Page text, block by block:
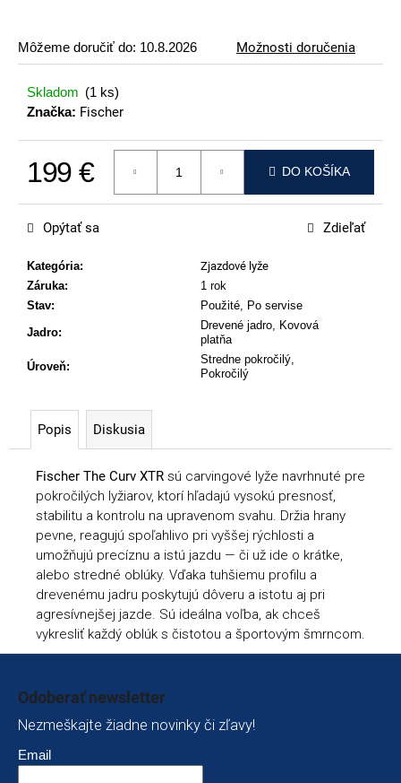
Môžeme doručiť do: 10.8.2026 Možnosti doručenia
Skladom (1 ks)
Značka: Fischer
199 €
Jednotková cena:
DO KOŠÍKA
Kategória:
Zjazdové lyže
Záruka:
1 rok
Stav:
Použité, Po servise
Jadro:
Drevené jadro, Kovová
platňa
Úroveň:
Stredne pokročilý,
Pokročilý
Opýtať sa Zdieľať
Popis Diskusia
Fischer The Curv XTR sú carvingové lyže navrhnuté pre
pokročilých lyžiarov, ktorí hľadajú vysokú presnosť,
stabilitu a kontrolu na upravenom svahu. Držia hrany
pevne, reagujú spoľahlivo pri vyššej rýchlosti a
umožňujú precíznu a istú jazdu — či už ide o krátke,
alebo stredné oblúky. Vďaka tuhšiemu profilu a
drevenému jadru poskytujú dôveru a istotu aj pri
agresívnejšej jazde. Sú ideálna voľba, ak chceš
vykresliť každý oblúk s čistotou a športovým šmrncom.
o
r
ú
č
e
VOLKL
RACETIGER
GS
89
Odoberať newsletter
Nezmeškajte žiadne novinky či zľavy!
Email